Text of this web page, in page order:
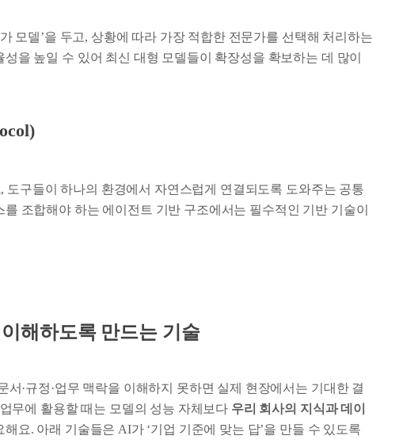
모델’을 두고, 상황에 따라 가장 적합한 전문가를 선택해 처리하는
을 높일 수 있어 최신 대형 모델들이 확장성을 확보하는 데 많이
도구들이 하나의 환경에서 자연스럽게 연결되도록 도와주는 공통
조합해야 하는 에이전트 기반 구조에서는 필수적인 기반 기술이
해하도록 만드는 기술
·규정·업무 맥락을 이해하지 못하면 실제 현장에서는 기대한 결
무에 활용할 때는 모델의 성능 자체보다 우리 회사의 지식과 데이
해요. 아래 기술들은 AI가 ‘기업 기준에 맞는 답’을 만들 수 있도록